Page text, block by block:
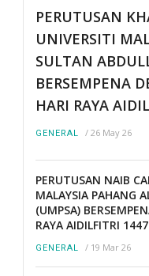
PERUTUSAN
UNIVERSITI
SULTAN
BERSEMPENA
HARI RAYA
GENERAL / 26 May 26
PERUTUSAN NAIB
MALAYSIA PAHANG
(UMPSA)
RAYA AIDILFITRI
GENERAL / 19 Mar 26